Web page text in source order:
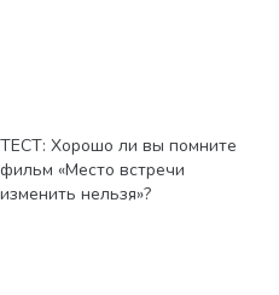
ТЕСТ: Хорошо ли вы помните
фильм «Место встречи
изменить нельзя»?